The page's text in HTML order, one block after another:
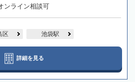
ンライン相談可
区 池袋駅
詳細を見る